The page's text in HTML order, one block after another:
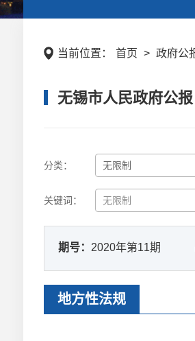
当前位置： 首页 > 政府公
无锡市人民政府公
分类：
关键词：
期号： 2020年第11期
地方性法规